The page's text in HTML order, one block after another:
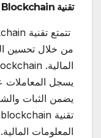
تقنية Blockchain
من خلال تحسين
يسجل المعاملات
يضمن الثبات
المعلومات